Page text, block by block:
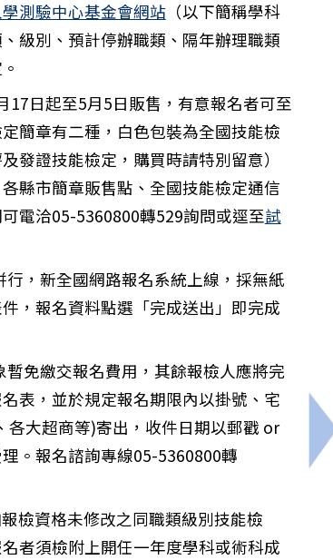
癮防治中心擬於115年6月5日舉辦 「
測驗中心基金會網站（以下簡稱學科
級別、預計停辦職類、隔年辦理職類
17日起至5月5日販售，有意報名者可至
簡章有二種，白色包裝為全國技能檢
發證技能檢定，購買時請特別留意）
縣市簡章販售點、全國技能檢定通信
電洽05-5360800轉529詢問或逕至試
，新全國網路報名系統上線，採無紙
，報名資料點選「完成送出」即完成
免繳交報名費用，其餘報檢人應將完
表，並於規定報名期限內以掛號、宅
大超商等)寄出，收件日期以郵戳 or
。報名諮詢專線05-5360800轉
檢資格未修改之同職類級別技能檢
者須檢附上開任一年度學科或術科成